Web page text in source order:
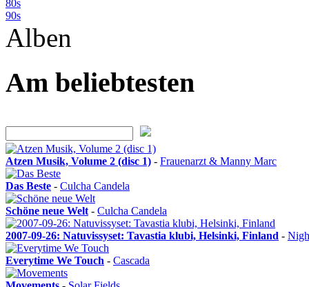
80s
90s
Alben
Am beliebtesten
Atzen Musik, Volume 2 (disc 1) - Frauenarzt & Manny Marc
Das Beste - Culcha Candela
Schöne neue Welt - Culcha Candela
2007-09-26: Natuvissyset: Tavastia klubi, Helsinki, Finland -
Everytime We Touch - Cascada